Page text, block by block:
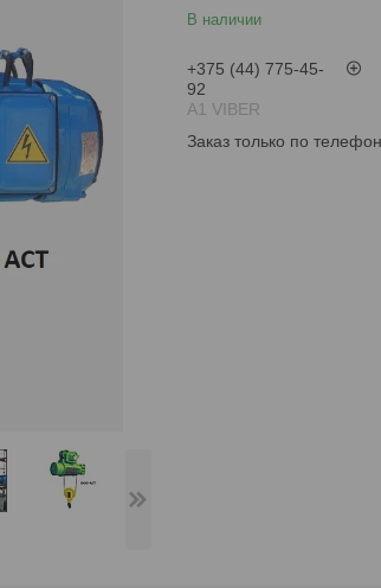
В наличии
+375 (44) 775-45-
92
А1 VIBER
Заказ только по